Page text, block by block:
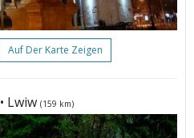
Auf Der Karte Zeigen
• Lwiw (159 km)